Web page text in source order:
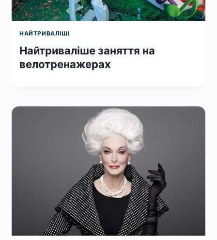
НАЙТРИВАЛІШІ
Найтриваліше заняття на
велотренажерах